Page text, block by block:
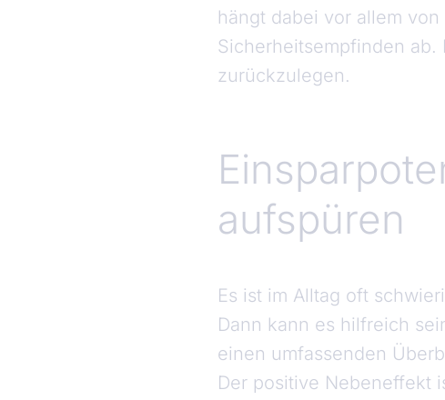
hängt dabei vor allem
Sicherheitsempfinden
zurückzulegen.
aufspüren
Es ist im Alltag oft
Dann kann es hilfreich
einen umfassenden
Der positive Nebeneffekt